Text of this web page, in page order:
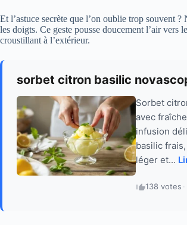
Et l’astuce secrète que l’on oublie trop souvent
les doigts. Ce geste pousse doucement l’air vers
croustillant à l’extérieur.
sorbet citron basilic
Sorbet
avec
infusion
basilic
léger et...
138 votes ·